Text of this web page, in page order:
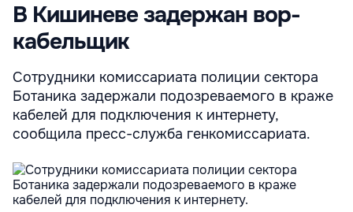
В Кишиневе задержан вор-
кабельщик
Сотрудники комиссариата полиции сектора
Ботаника задержали подозреваемого в краже
кабелей для подключения к интернету,
сообщила пресс-служба генкомиссариата.